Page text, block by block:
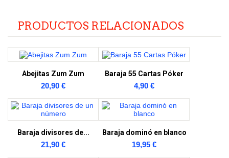
PRODUCTOS RELACIONADOS
Abejitas Zum Zum
20,90 €
Baraja 55 Cartas Póker
4,90 €
Baraja divisores de...
21,90 €
Baraja dominó en blanco
19,95 €